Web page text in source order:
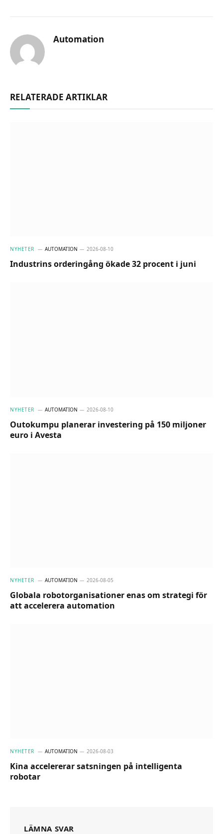
Automation
RELATERADE ARTIKLAR
NYHETER AUTOMATION 2026-08-10
Industrins orderingång ökade 32 procent i juni
NYHETER AUTOMATION 2026-08-10
Outokumpu planerar investering på 150 miljoner
euro i Avesta
NYHETER AUTOMATION 2026-08-05
Globala robotorganisationer enas om strategi för
att accelerera automation
NYHETER AUTOMATION 2026-08-03
Kina accelererar satsningen på intelligenta
robotar
LÄMNA SVAR